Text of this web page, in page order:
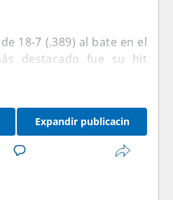
18-7 (.389) al bate en el
destacado fue su hit
miembro número 33 del
y apenas el
Expandir publicacin